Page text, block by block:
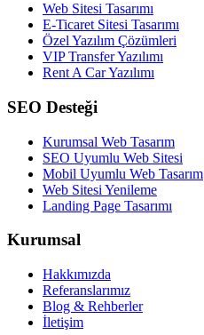
Web Sitesi Tasarımı
E-Ticaret Sitesi Tasarımı
Özel Yazılım Çözümleri
VIP Transfer Yazılımı
Rent A Car Yazılımı
SEO Desteği
Kurumsal Web Tasarım
SEO Uyumlu Web Sitesi
Mobil Uyumlu Web Tasarım
Web Sitesi Yenileme
Landing Page Tasarımı
Kurumsal
Hakkımızda
Referanslarımız
Blog & Rehberler
İletişim